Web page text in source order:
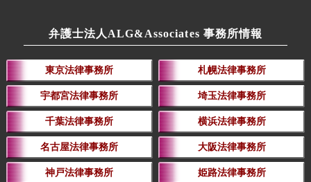
弁護士法人ALG&Associates 事務所情報
東京法律事務所 札幌法律事務所
宇都宮法律事務所 埼玉法律事務所
千葉法律事務所 横浜法律事務所
名古屋法律事務所 大阪法律事務所
神戸法律事務所 姫路法律事務所